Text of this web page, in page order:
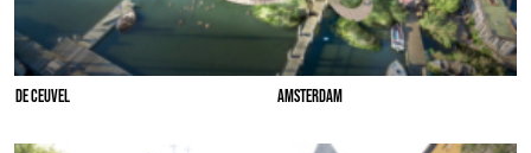
DE CEUVEL AMSTERDAM